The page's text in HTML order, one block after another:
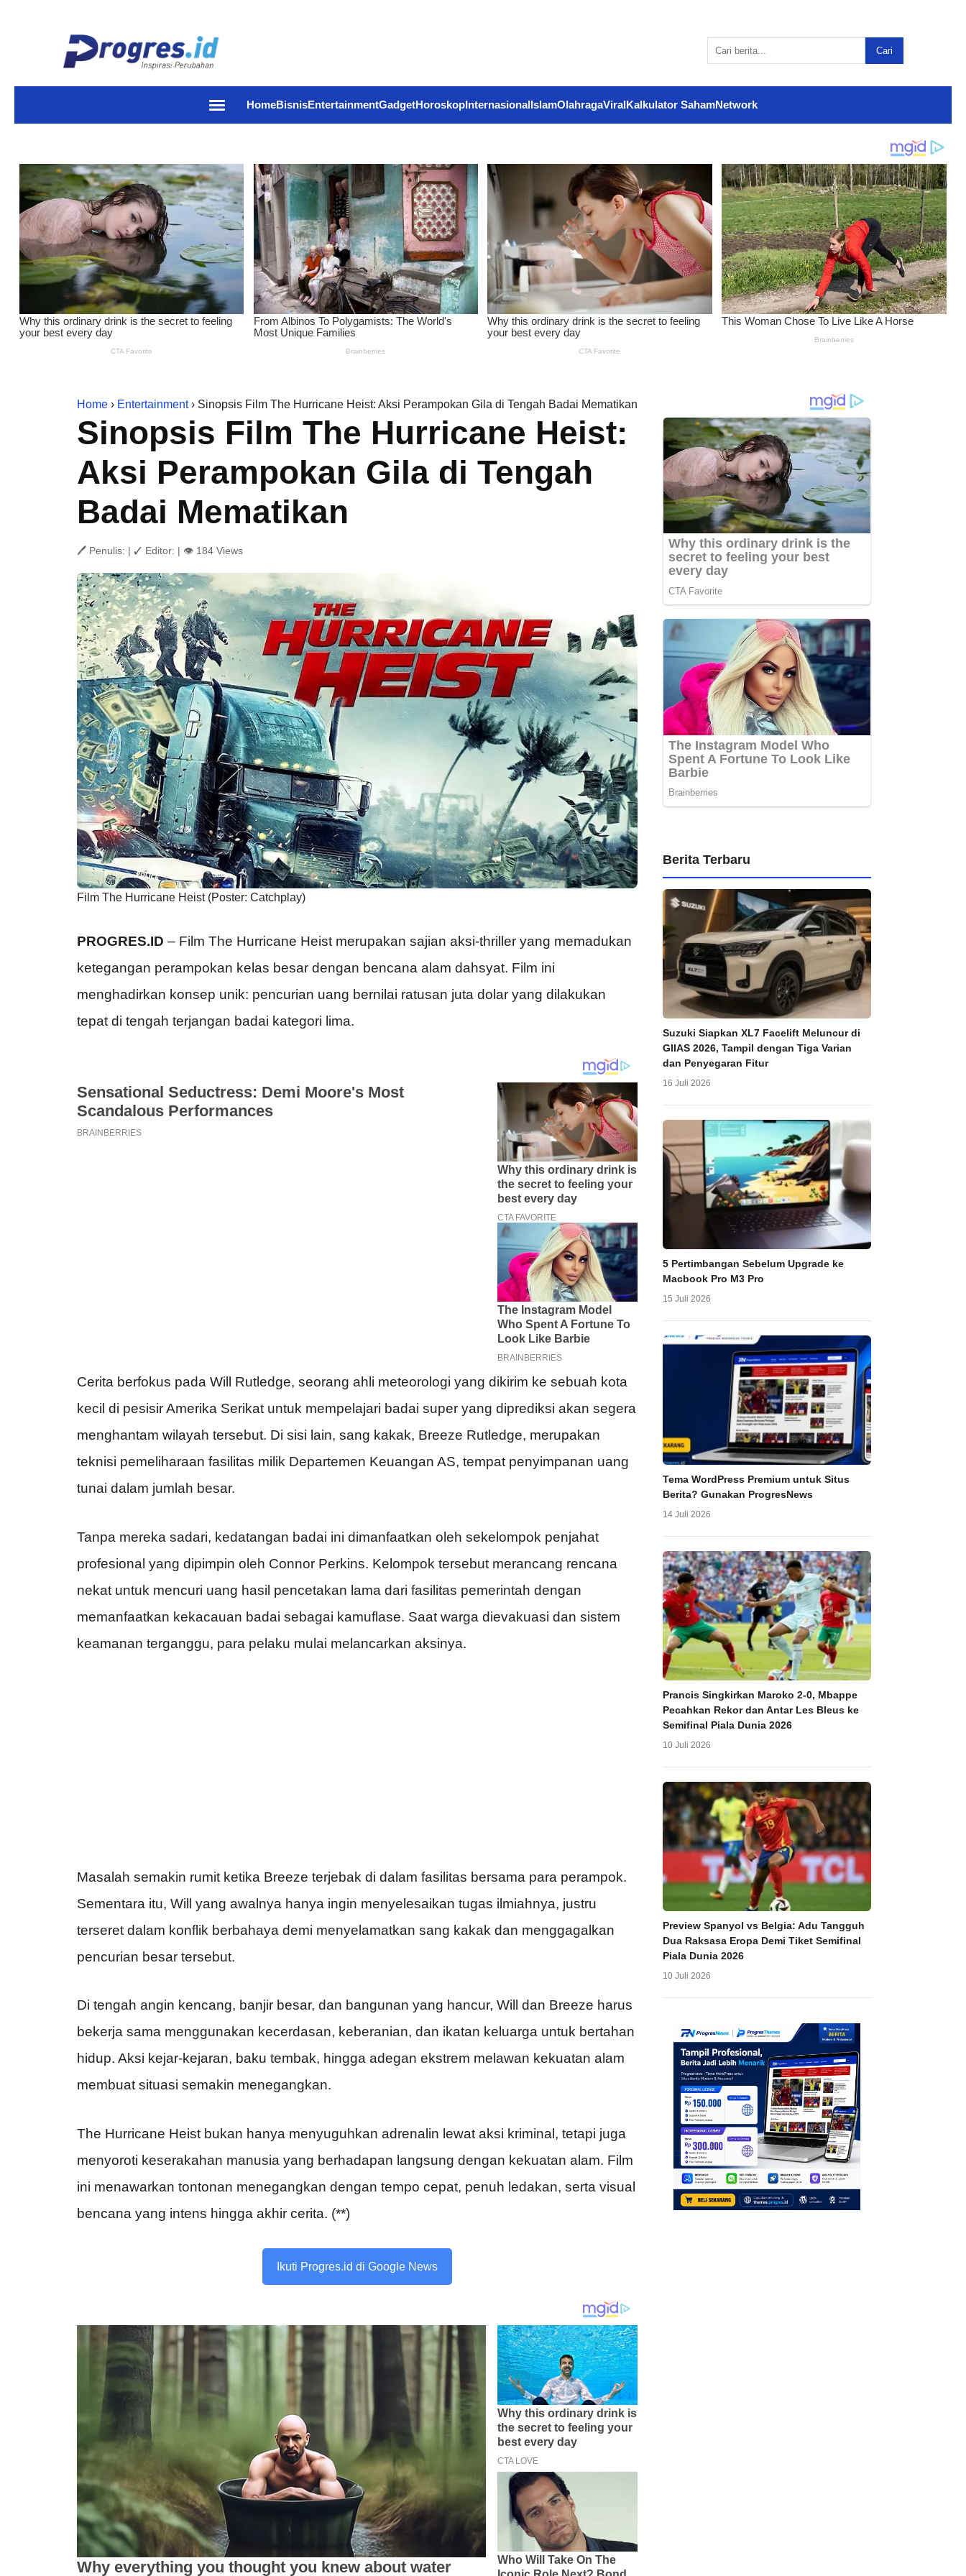
Cari
HomeBisnisEntertainmentGadgetHoroskopInternasionalIslamOlahragaViralKalkulator SahamNetwork
Home › Entertainment› Sinopsis Film The Hurricane Heist: Aksi Perampokan Gila di Tengah Badai Mematikan
Sinopsis Film The Hurricane Heist:
Aksi Perampokan Gila di Tengah
Badai Mematikan
🖊 Penulis: | ✓ Editor: | 👁 184 Views
Film The Hurricane Heist (Poster: Catchplay)
PROGRES.ID – Film The Hurricane Heist merupakan sajian aksi-thriller yang memadukan
ketegangan perampokan kelas besar dengan bencana alam dahsyat. Film ini
menghadirkan konsep unik: pencurian uang bernilai ratusan juta dolar yang dilakukan
tepat di tengah terjangan badai kategori lima.
Cerita berfokus pada Will Rutledge, seorang ahli meteorologi yang dikirim ke sebuah kota
kecil di pesisirAmerika Serikat untuk mempelajari badai super yang diprediksi akan segera
menghantam wilayah tersebut. Di sisi lain, sang kakak, Breeze Rutledge, merupakan
teknisi pemeliharaan fasilitas milik Departemen Keuangan AS, tempat penyimpanan uang
tunai dalam jumlah besar.
Tanpa mereka sadari, kedatangan badai ini dimanfaatkan oleh sekelompok penjahat
profesional yang dipimpin oleh Connor Perkins. Kelompok tersebut merancang rencana
nekat untuk mencuri uang hasil pencetakan lama dari fasilitas pemerintah dengan
memanfaatkan kekacauan badai sebagai kamuflase. Saat warga dievakuasi dan sistem
keamanan terganggu, para pelaku mulai melancarkan aksinya.
Masalah semakin rumit ketika Breeze terjebak di dalam fasilitas bersama para perampok.
Sementara itu, Will yang awalnya hanya ingin menyelesaikan tugas ilmiahnya, justru
terseret dalam konflik berbahaya demi menyelamatkan sang kakak dan menggagalkan
pencurian besar tersebut.
Di tengah angin kencang, banjir besar, dan bangunan yang hancur, Will dan Breeze harus
bekerja sama menggunakan kecerdasan, keberanian, dan ikatan keluarga untuk bertahan
hidup. Aksi kejar-kejaran, baku tembak, hingga adegan ekstrem melawan kekuatan alam
membuat situasi semakin menegangkan.
The Hurricane Heist bukan hanya menyuguhkan adrenalin lewat aksi kriminal , tetapi juga
menyoroti keserakahan manusia yang berhadapan langsung dengan kekuatan alam. Film
ini menawarkan tontonan menegangkan dengan tempo cepat, penuh ledakan, serta visual
bencana yang intens hingga akhir cerita. (**)
Ikuti Progres.id di Google News
Berita Terbaru
Suzuki Siapkan XL7 Facelift Meluncur di
GIIAS 2026, Tampil dengan Tiga Varian
dan Penyegaran Fitur
16 Juli 2026
5 Pertimbangan Sebelum Upgrade ke
Macbook Pro M3 Pro
15 Juli 2026
Tema WordPress Premium untuk Situs
Berita? Gunakan ProgresNews
14 Juli 2026
Prancis Singkirkan Maroko 2-0, Mbappe
Pecahkan Rekor dan Antar Les Bleus ke
Semifinal Piala Dunia 2026
10 Juli 2026
Preview Spanyol vs Belgia: Adu Tangguh
Dua Raksasa Eropa Demi Tiket Semifinal
Piala Dunia 2026
10 Juli 2026